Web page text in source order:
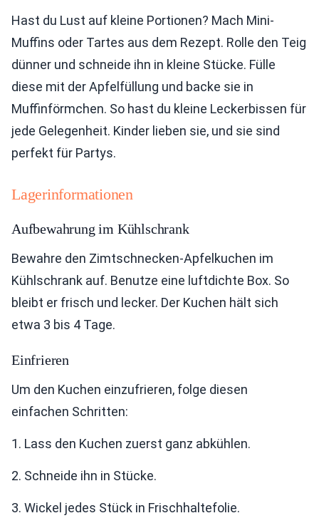
Hast du Lust auf kleine Portionen? Mach Mini-
Muffins oder Tartes aus dem Rezept. Rolle den Teig
dünner und schneide ihn in kleine Stücke. Fülle
diese mit der Apfelfüllung und backe sie in
Muffinförmchen. So hast du kleine Leckerbissen für
jede Gelegenheit. Kinder lieben sie, und sie sind
perfekt für Partys.
Lagerinformationen
Aufbewahrung im Kühlschrank
Bewahre den Zimtschnecken-Apfelkuchen im
Kühlschrank auf. Benutze eine luftdichte Box. So
bleibt er frisch und lecker. Der Kuchen hält sich
etwa 3 bis 4 Tage.
Einfrieren
Um den Kuchen einzufrieren, folge diesen
einfachen Schritten:
1. Lass den Kuchen zuerst ganz abkühlen.
2. Schneide ihn in Stücke.
3. Wickel jedes Stück in Frischhaltefolie.